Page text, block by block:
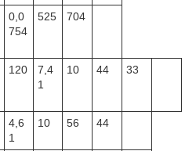
0,0
754
525 704
120
7,4
1
10 44 33
4,6
1
10 56 44